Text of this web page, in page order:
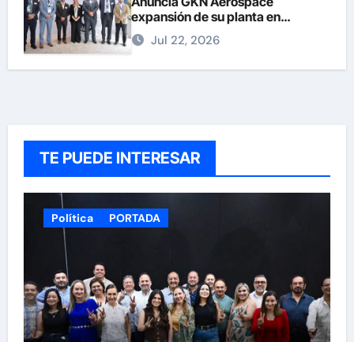
expansión de su planta en
Chihuahua
Jul 22, 2026
TE PUEDE INTERESAR
Política PORTADA